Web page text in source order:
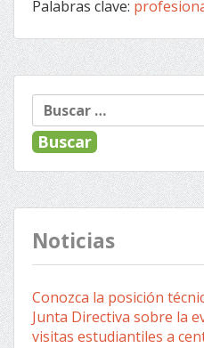
Palabras clave:
Navegación
de
entradas
Noticias
Conozca la posición
Junta Directiva sobre la
visitas estudiantiles a